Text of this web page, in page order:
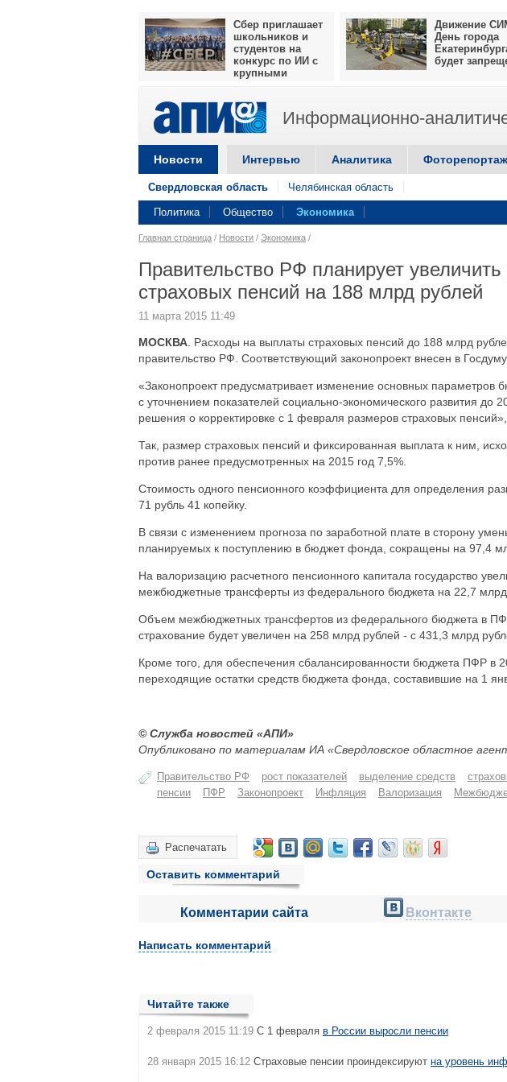
Сбер приглашает
школьников и
студентов на
конкурс по ИИ с
крупными
Движение
День города
будет
Информационно-
Новости Интервью Аналитика Фоторепортаж
Свердловская область Челябинская область
Политика Общество Экономика
Главная страница / Новости / Экономика /
Правительство РФ планирует
страховых пенсий на 188 млрд рублей
11 марта 2015 11:49
МОСКВА . Расходы на выплаты страховых пенсий до 188 млрд
правительство РФ. Соответствующий законопроект внесен в
«Законопроект предусматривает изменение основных параметров
с уточнением показателей социально-экономического развития до
решения о корректировке с 1 февраля размеров страховых
Так, размер страховых пенсий и фиксированная выплата к ним,
против ранее предусмотренных на 2015 год 7,5%.
Стоимость одного пенсионного коэффициента для определения
71 рубль 41 копейку.
В связи с изменением прогноза по заработной плате в сторону
планируемых к поступлению в бюджет фонда, сокращены на 97,4
На валоризацию расчетного пенсионного капитала государство
межбюджетные трансферты из федерального бюджета на 22,7 млрд
Объем межбюджетных трансфертов из федерального бюджета в
страхование будет увеличен на 258 млрд рублей - с 431,3 млрд
Кроме того, для обеспечения сбалансированности бюджета ПФР в
переходящие остатки средств бюджета фонда, составившие на 1
© Служба новостей «АПИ»
Опубликовано по материалам ИА «Свердловское областное
Правительство РФ рост показателей выделение средств
пенсии
ПФР Законопроект Инфляция Валоризация
Распечатать
Оставить комментарий
Комментарии сайта Вконтакте
Написать комментарий
Читайте также
2 февраля 2015 11:19 С 1 февраля в России выросли пенсии
28 января 2015 16:12 Страховые пенсии проиндексируют на уровень